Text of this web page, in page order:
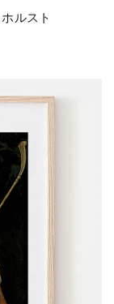
ルスト